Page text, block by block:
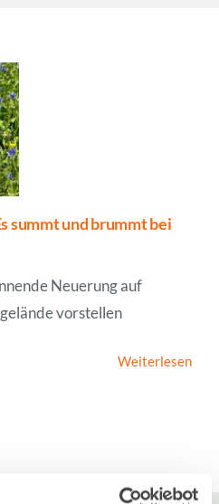
summt und brummt bei
Neuerung auf
vorstellen
Weiterlesen